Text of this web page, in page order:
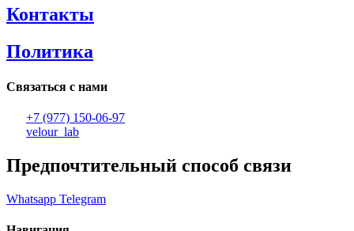
Контакты
Политика
Связаться с нами
+7 (977) 150-06-97
velour_lab
Предпочтительный способ связи
Whatsapp Telegram